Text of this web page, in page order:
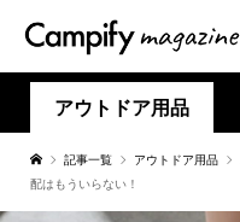
アウトドア用品
記事一覧 アウトドア用品
配はもういらない！